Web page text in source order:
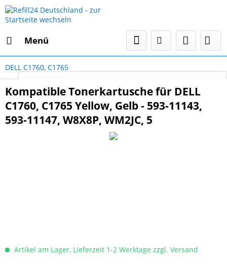
Menü
DELL C1760, C1765
Kompatible Tonerkartusche für DELL
C1760, C1765 Yellow, Gelb - 593-11143,
593-11147, W8X8P, WM2JC, 5
Artikel am Lager, Lieferzeit 1-2 Werktage zzgl. Versand